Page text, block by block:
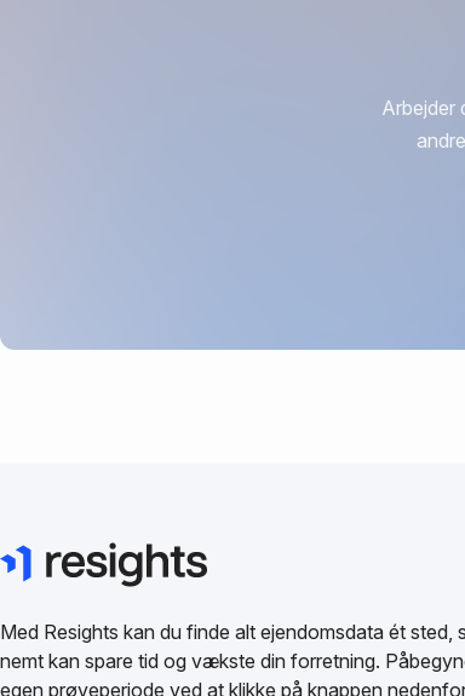
Arbejder
Med Resights kan du finde alt ejendomsdata ét sted,
nemt kan spare tid og vækste din forretning.
egen prøveperiode ved at klikke på knappen